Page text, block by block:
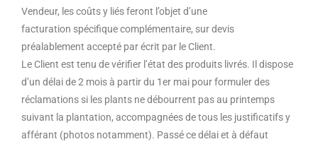
Vendeur, les coûts y liés feront l’objet d’une
facturation spécifique complémentaire, sur devis
préalablement accepté par écrit par le Client.
Le Client est tenu de vérifier l’état des produits livrés. Il dispose
d’un délai de 2 mois à partir du 1er mai pour formuler des
réclamations si les plants ne débourrent pas au printemps
suivant la plantation, accompagnées de tous les justificatifs y
afférant (photos notamment). Passé ce délai et à défaut